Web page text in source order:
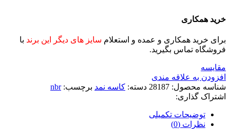
خرید همکاری
برای خرید همکاری و عمده و استعلام سایز های دیگر این برند با
فروشگاه تماس بگیرید.
مقايسه
افزودن به علاقه مندی
شناسه محصول: 28187 دسته: کاسه نمد برچسب: nbr
اشتراک گذاری:
توضیحات تکمیلی
نظرات (0)